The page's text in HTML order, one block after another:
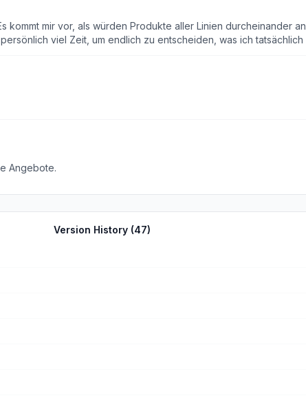
mir vor, als würden Produkte aller Linien durcheinander
viel Zeit, um endlich zu entscheiden, was ich
nachzubestellen, oder mich über neue Angebote zu
nicht die Produkte! LG!
Angebote.
Version History (47)